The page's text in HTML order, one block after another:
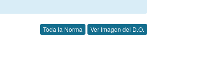
Toda la Norma Ver Imagen del D.O.